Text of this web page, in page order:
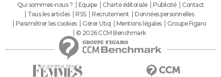
Qui sommes-nous ? Equipe Charte éditoriale Publicité
Contact
Tous les articles
RSS Recrutement
Données personnelles
Paramétrer les cookies
Gérer Utiq Mentions légales
Groupe Figaro
© 2026 CCM Benchmark